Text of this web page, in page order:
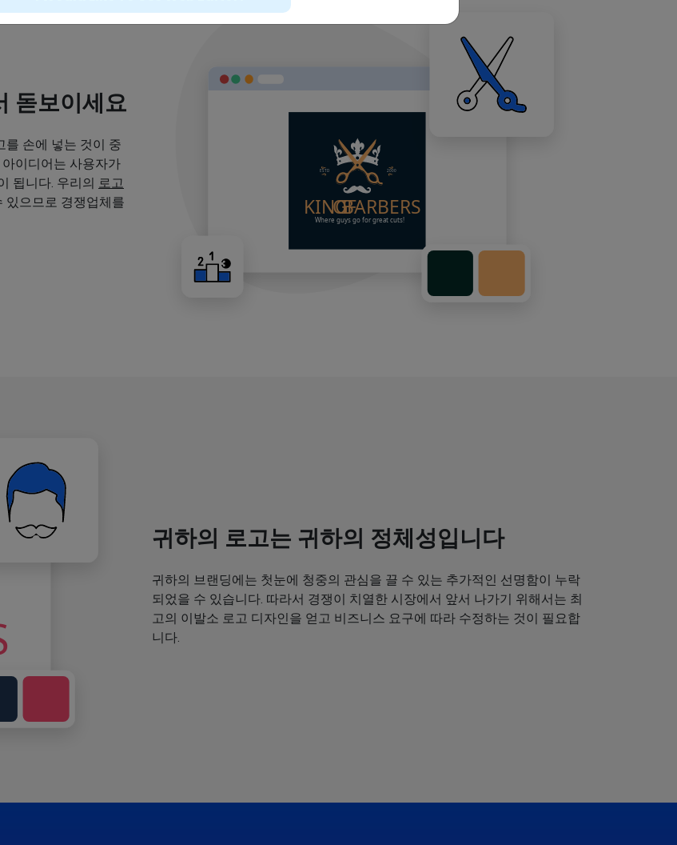
돋보이세요
를 손에 넣는 것이 중
이디어는 사용자가
됩니다. 우리의 로고
있으므로 경쟁업체를
귀하의 로고는 귀하의 정체성입니다
귀하의 브랜딩에는 첫눈에 청중의 관심을 끌 수 있는 추가적인 선명함이 누락
되었을 수 있습니다. 따라서 경쟁이 치열한 시장에서 앞서 나가기 위해서는 최
고의 이발소 로고 디자인을 얻고 비즈니스 요구에 따라 수정하는 것이 필요합
니다.